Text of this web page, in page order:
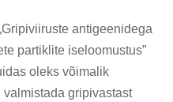
antigeenidega
partiklite iseloomustus”
oleks võimalik
gripivastast